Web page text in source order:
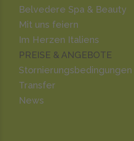
Belvedere Spa & Beauty
Mit uns feiern
Im Herzen Italiens
PREISE & ANGEBOTE
Stornierungsbedingungen
Transfer
News